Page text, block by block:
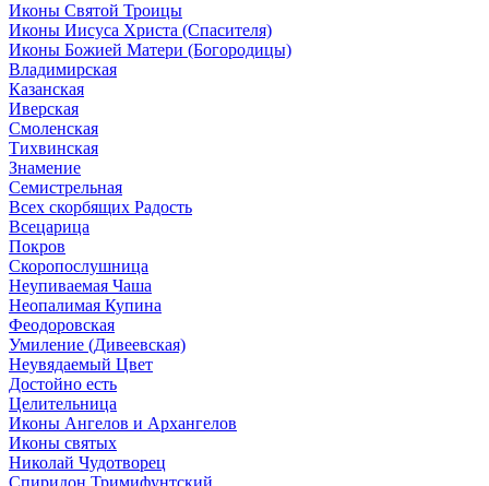
Иконы Святой Троицы
Иконы Иисуса Христа (Спасителя)
Иконы Божией Матери (Богородицы)
Владимирская
Казанская
Иверская
Смоленская
Тихвинская
Знамение
Семистрельная
Всех скорбящих Радость
Всецарица
Покров
Скоропослушница
Неупиваемая Чаша
Неопалимая Купина
Феодоровская
Умиление (Дивеевская)
Неувядаемый Цвет
Достойно есть
Целительница
Иконы Ангелов и Архангелов
Иконы святых
Николай Чудотворец
Спиридон Тримифунтский